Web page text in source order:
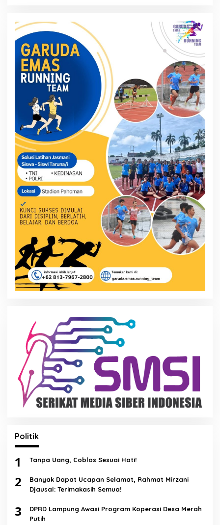
Politik
1 Tanpa Uang, Coblos Sesuai Hati!
2
Banyak Dapat Ucapan Selamat, Rahmat Mirzani
Djausal: Terimakasih Semua!
3
DPRD Lampung Awasi Program Koperasi Desa Merah
Putih